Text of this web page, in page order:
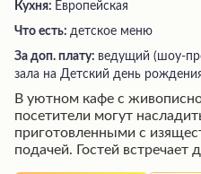
Кухня: Европейская
Что есть: детское меню
За доп. плату: ведущий (шоу-
зала на Детский день
В уютном кафе с
посетители могут
приготовленными с
подачей. Гостей